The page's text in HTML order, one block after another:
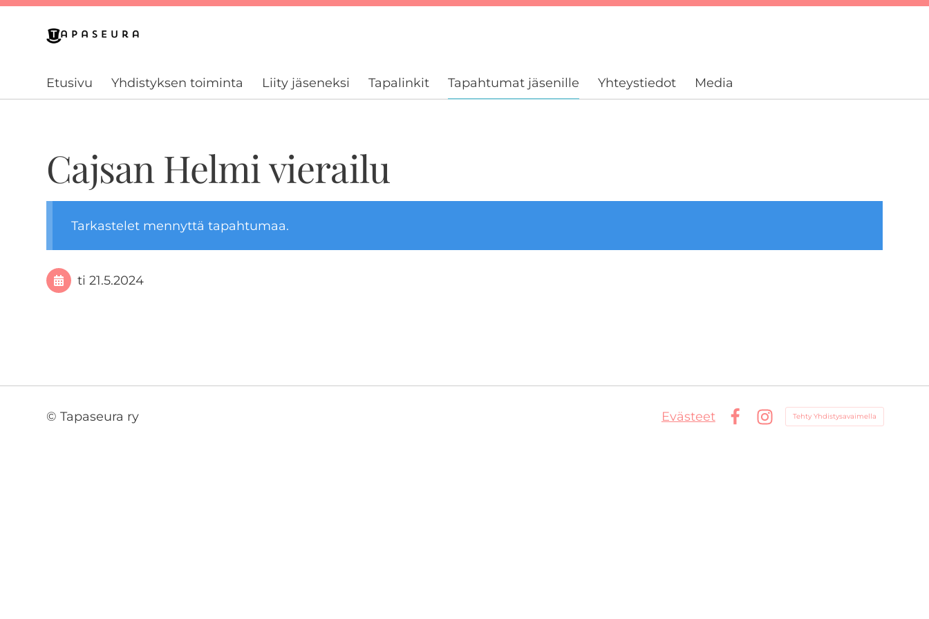
Tapaseura ry
Etusivu Yhdistyksen toiminta Liity jäseneksi Tapalinkit Tapahtumat jäsenille Yhteystiedot Media
Cajsan Helmi vierailu
Tarkastelet mennyttä tapahtumaa.
ti 21.5.2024
©Tapaseura ry
Evästeet
Tehty Yhdistysavaimella